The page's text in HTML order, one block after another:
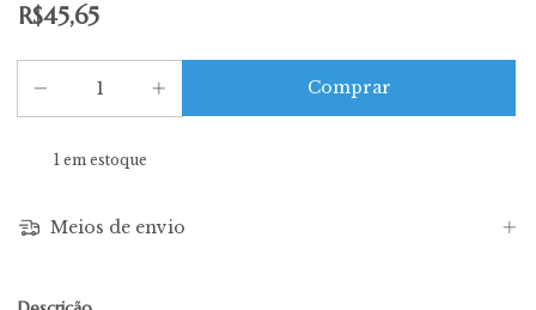
R$45,65
1em estoque
Meios de envio